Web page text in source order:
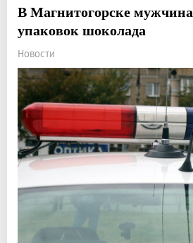
В Магнитогорске
упаковок шоколада
Новости